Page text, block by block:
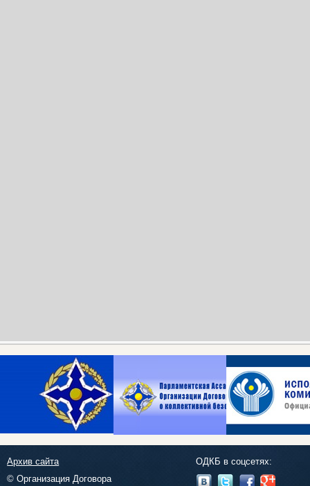
Архив сайта
© Организация Договора
ОДКБ в соцсетях: